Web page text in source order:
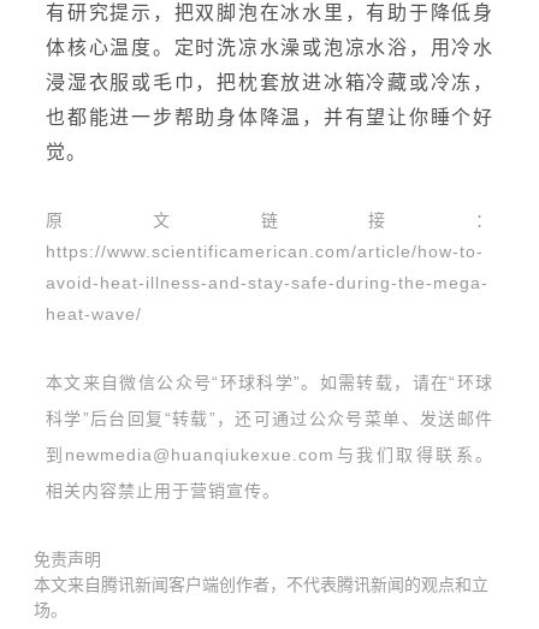
有研究提示，把双脚泡在冰水里，有助于降低身
体核心温度。定时洗凉水澡或泡凉水浴，用冷水
浸湿衣服或毛巾，把枕套放进冰箱冷藏或冷冻，
也都能进一步帮助身体降温，并有望让你睡个好
觉。
原文链接：
https://www.scientificamerican.com/article/how-to-
avoid-heat-illness-and-stay-safe-during-the-mega-
heat-wave/
本文来自微信公众号“环球科学”。 如需转载，请在“环球
科学”后台回复“转载”，还可通过公众号菜单、发送邮件
到newmedia@huanqiukexue.com与我们取得联系。
相关内容禁止用于营销宣传。
免责声明
本文来自腾讯新闻客户端创作者，不代表腾讯新闻的观点和立
场。